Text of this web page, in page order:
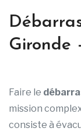
Gironde
Faire le
mission
consiste à